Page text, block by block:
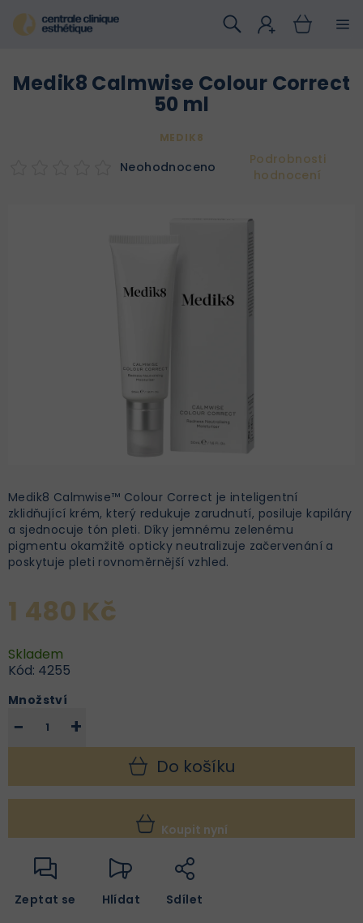
na
obsah
Medik8 Calmwise™ Colour Correct je inteligentní
zklidňující krém, který redukuje zarudnutí, posiluje kapiláry
a sjednocuje tón pleti. Díky jemnému zelenému
pigmentu okamžitě opticky neutralizuje začervenání a
poskytuje pleti rovnoměrnější vzhled.
1 480 Kč
Skladem
Kód: 4255
Množství
+
−
Do košíku
Koupit nyní
Zeptat se Hlídat Sdílet
Medik8 Calmwise Colour Correct
50 ml
MEDIK8
Neohodnoceno
Podrobnosti
hodnocení